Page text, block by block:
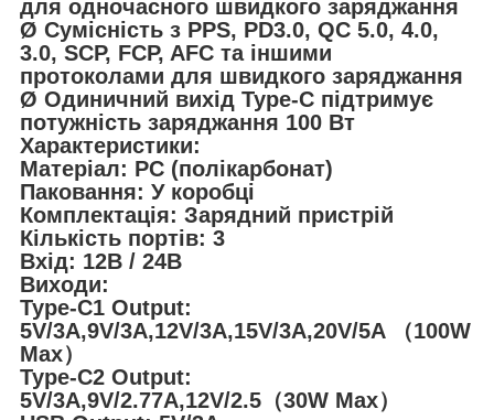
для одночасного швидкого заряджання
Ø Сумісність з PPS, PD3.0, QC 5.0, 4.0,
3.0, SCP, FCP, AFC та іншими
протоколами для швидкого заряджання
Ø Одиничний вихід Type-C підтримує
потужність заряджання 100 Вт
Характеристики:
Матеріал: PC (полікарбонат)
Паковання: У коробці
Комплектація: Зарядний пристрій
Кількість портів: 3
Вхід: 12В / 24В
Виходи:
Type-C1 Output:
5V/3A,9V/3A,12V/3A,15V/3A,20V/5A （100W
Max）
Type-C2 Output:
5V/3A,9V/2.77A,12V/2.5（30W Max）